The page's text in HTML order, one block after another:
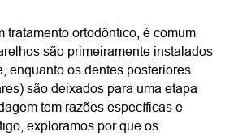
tratamento ortodôntico, é comum
são primeiramente instalados
enquanto os dentes posteriores
são deixados para uma etapa
tem razões específicas e
exploramos por que os